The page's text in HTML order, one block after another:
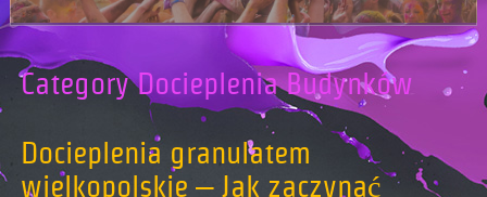
Category Docieplenia Budynków
Docieplenia granulatem
wielkopolskie – Jak zaczynać